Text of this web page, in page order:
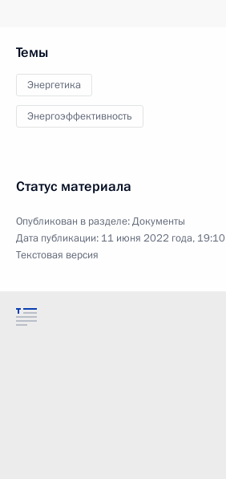
Темы
Энергетика
Энергоэффективность
Статус материала
Опубликован в разделе:Документы
Дата публикации: 11 июня 2022 года, 19:10
Текстовая версия